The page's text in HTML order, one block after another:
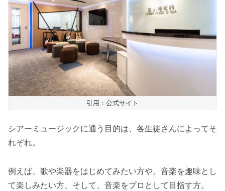
引用：公式サイト
シアーミュージックに通う目的は、各生徒さんによってそ
れぞれ。
例えば、歌や楽器をはじめてみたい方や、音楽を趣味とし
て楽しみたい方、そして、音楽をプロとして目指す方。